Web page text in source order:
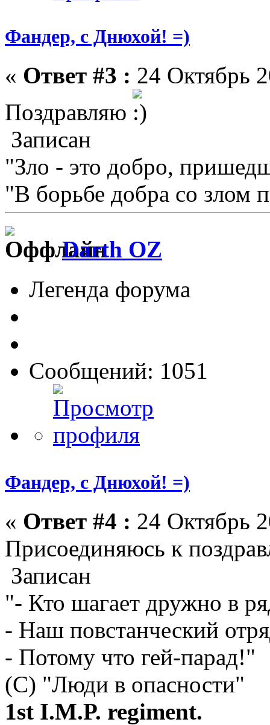
Фандер, с Днюхой! =)
« Ответ #3 : 24 Октябрь
Поздравляю
Записан
"Зло - это добро,
"В борьбе добра со злом
Darth OZ
Легенда форума
Сообщений: 1051
Фандер, с Днюхой! =)
« Ответ #4 : 24 Октябрь
Присоединяюсь к
Записан
"- Кто шагает дружно в
- Наш повстанческий
- Потому что гей-парад!"
(С) "Люди в опасности"
1st I.M.P. regiment.